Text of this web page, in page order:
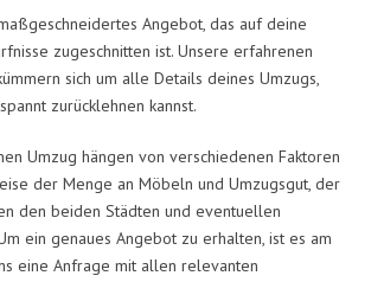
Angebot, das auf deine
zugeschnitten ist. Unsere erfahrenen
sich um alle Details deines Umzugs,
zurücklehnen kannst.
Umzug hängen von verschiedenen Faktoren
der Menge an Möbeln und Umzugsgut, der
den beiden Städten und eventuellen
ein genaues Angebot zu erhalten, ist es am
eine Anfrage mit allen relevanten